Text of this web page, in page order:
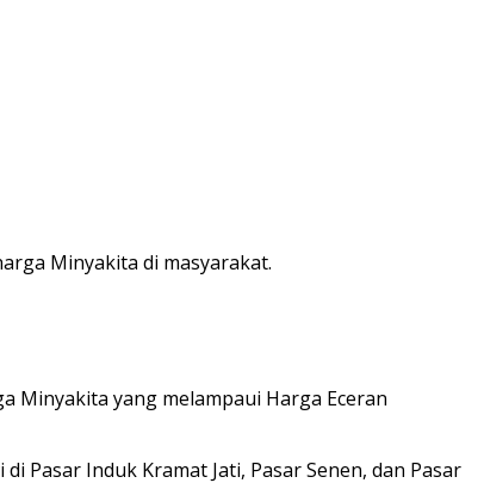
Minyakita di masyarakat.
Minyakita yang melampaui Harga Eceran
Pasar Induk Kramat Jati, Pasar Senen, dan Pasar